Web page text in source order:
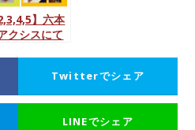
】六本
クシスにて
Twitterでシェア
LINEでシェア